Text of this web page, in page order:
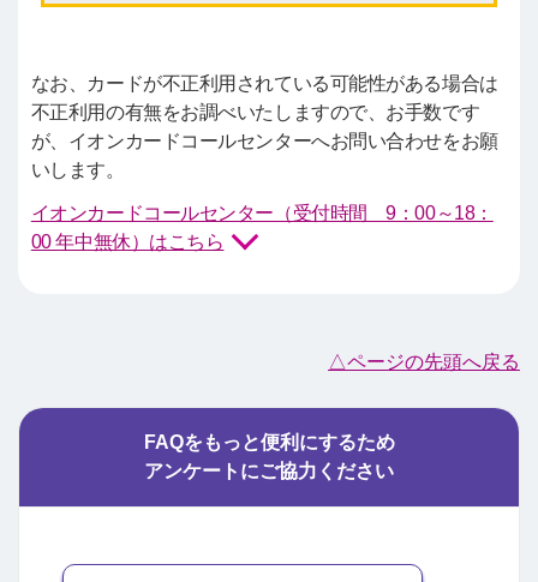
なお、カードが不正利用されている可能性がある場合は
不正利用の有無をお調べいたしますので、お手数です
が、イオンカードコールセンターへお問い合わせをお願
いします。
イオンカードコールセンター（受付時間 9：00～18：
00 年中無休）はこちら
△ページの先頭へ戻る
FAQをもっと便利にするため
アンケートにご協力ください